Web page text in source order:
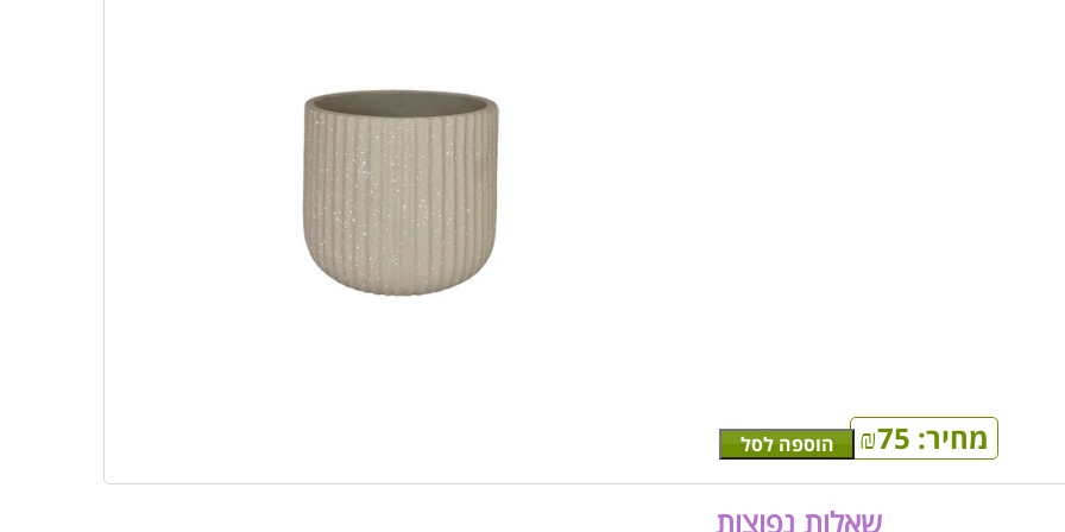
מחיר: ₪75 הוספה לסל
שאלות נפוצות